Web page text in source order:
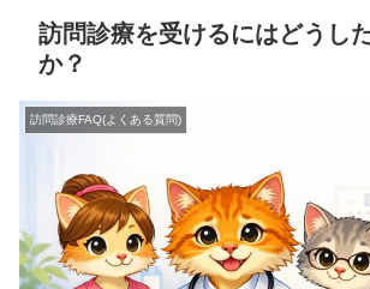
訪問診療を受けるにはどうし
か？
訪問診療FAQ(よくある質問)